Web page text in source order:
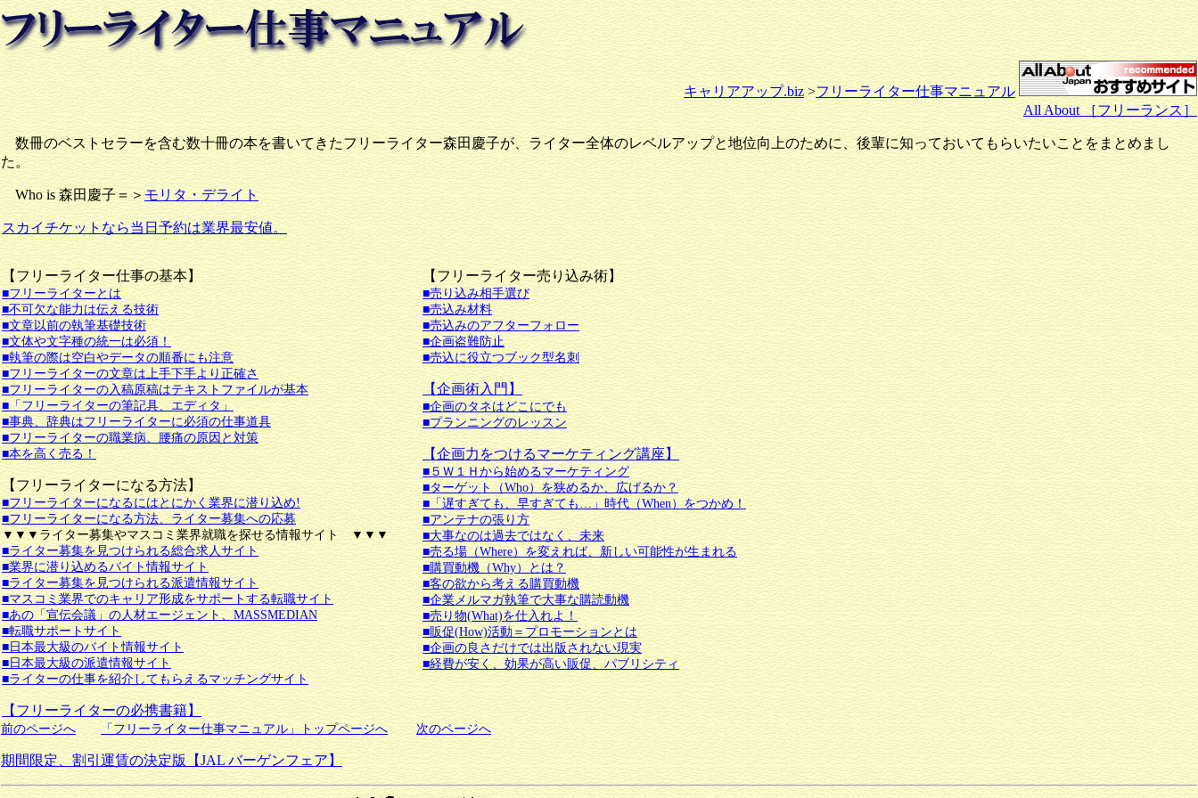
キャリアアップ.biz >フリーライター仕事マニュアル
All About ［フリーランス］
数冊のベストセラーを含む数十冊の本を書いてきたフリーライター森田慶子が、ライター全体のレベルアップと地位向上のために、後輩に知っておいてもらいたいことをまとめまし
た。
Who is 森田慶子＝＞ モリタ・デライト
スカイチケットなら当日予約は業界最安値。
【フリーライター仕事の基本】
■フリーライターとは
■不可欠な能力は伝える技術
■文章以前の執筆基礎技術
■文体や文字種の統一は必須！
■執筆の際は空白やデータの順番にも注意
■フリーライターの文章は上手下手より正確さ
■フリーライターの入稿原稿はテキストファイルが基本
■「フリーライターの筆記具、エディタ」
■事典、辞典はフリーライターに必須の仕事道具
■フリーライターの職業病、腰痛の原因と対策
■本を高く売る！
【フリーライターになる方法】
■フリーライターになるにはとにかく業界に潜り込め!
■フリーライターになる方法、ライター募集への応募
▼▼▼ライター募集やマスコミ業界就職を探せる情報サイト ▼▼▼
■ライター募集を見つけられる総合求人サイト
■業界に潜り込めるバイト情報サイト
■ライター募集を見つけられる派遣情報サイト
■マスコミ業界でのキャリア形成をサポートする転職サイト
■あの「宣伝会議」の人材エージェント、MASSMEDIAN
■転職サポートサイト
■日本最大級のバイト情報サイト
■日本最大級の派遣情報サイト
■ライターの仕事を紹介してもらえるマッチングサイト
【フリーライターの必携書籍】
【フリーライター売り込み術】
■売り込み相手選び
■売込み材料
■売込みのアフターフォロー
■企画盗難防止
■売込に役立つブック型名刺
【企画術入門】
■企画のタネはどこにでも
■プランニングのレッスン
【企画力をつけるマーケティング講座】
■５Ｗ１Ｈから始めるマーケティング
■ターゲット（Who）を狭めるか、広げるか？
■「遅すぎても、早すぎても…」時代（When）をつかめ！
■アンテナの張り方
■大事なのは過去ではなく、未来
■売る場（Where）を変えれば、新しい可能性が生まれる
■購買動機（Why）とは？
■客の欲から考える購買動機
■企業メルマガ執筆で大事な購読動機
■売り物(What)を仕入れよ！
■販促(How)活動＝プロモーションとは
■企画の良さだけでは出版されない現実
■経費が安く、効果が高い販促、パブリシティ
前のページへ 「フリーライター仕事マニュアル」トップページへ 次のページへ
期間限定、割引運賃の決定版【JAL バーゲンフェア】